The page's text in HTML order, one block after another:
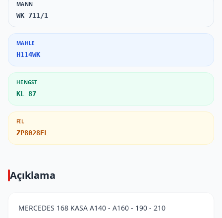
MANN
WK 711/1
MAHLE
H114WK
HENGST
KL 87
FIL
ZP8028FL
Açıklama
MERCEDES 168 KASA A140 - A160 - 190 - 210